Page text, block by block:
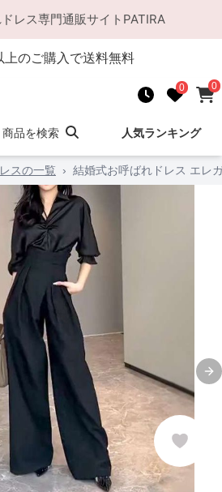
レス専門通販サイト PATIRA
上のご購入で送料無料
0 0
商品を検索 人気ランキング
スの一覧 › 結婚式お呼ばれドレス エレ